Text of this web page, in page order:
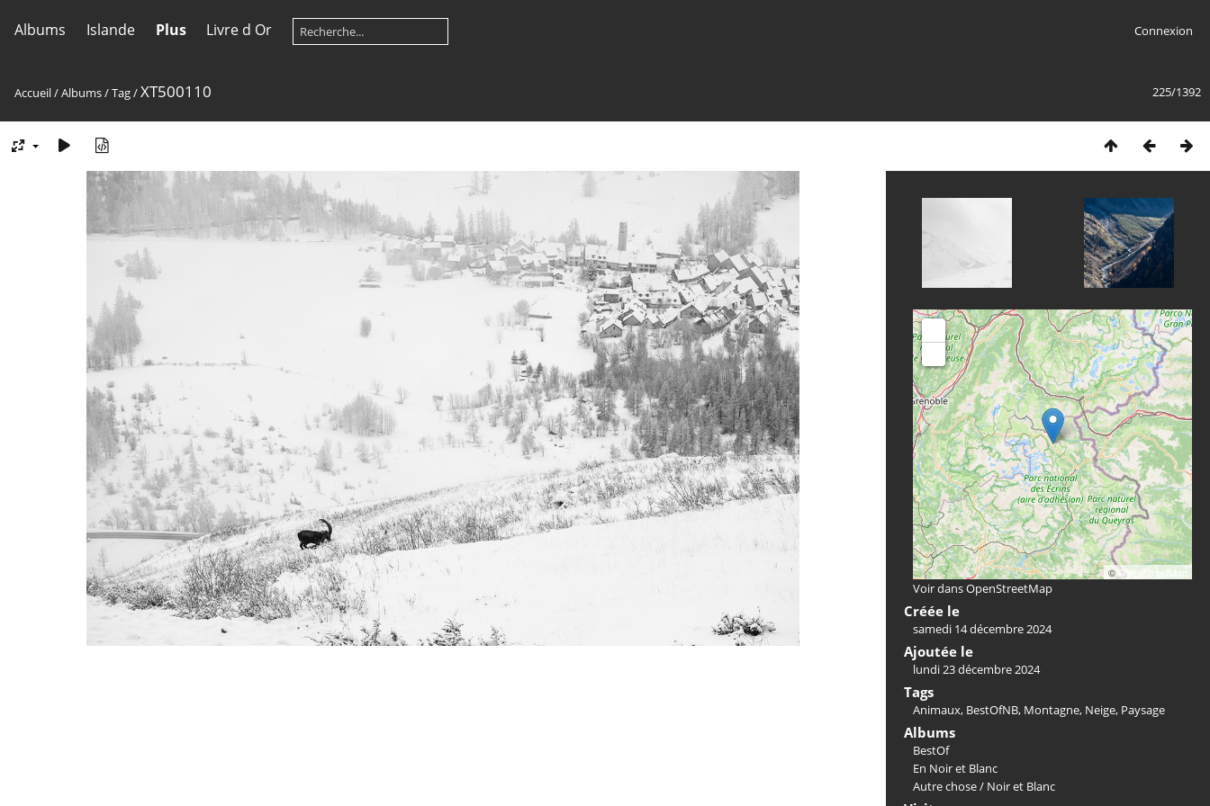
Albums Islande Plus Livre d Or Connexion
225/1392
Accueil/Albums/Tag/XT500110
©OpenStreetMap
Voir dans OpenStreetMap
Créée le
samedi 14 décembre 2024
Ajoutée le
lundi 23 décembre 2024
Tags
Animaux, BestOfNB, Montagne, Neige, Paysage
Albums
BestOf
En Noir et Blanc
Autre chose/ Noir et Blanc